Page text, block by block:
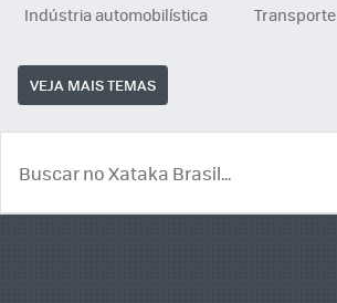
Indústria automobilística
Transporte
VEJA MAIS TEMAS